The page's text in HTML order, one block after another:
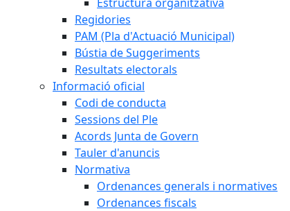
Regidories
PAM (Pla d'Actuació Municipal)
Bústia de Suggeriments
Resultats electorals
Informació oficial
Codi de conducta
Sessions del Ple
Acords Junta de Govern
Tauler d'anuncis
Normativa
Ordenances generals i normatives
Ordenances fiscals